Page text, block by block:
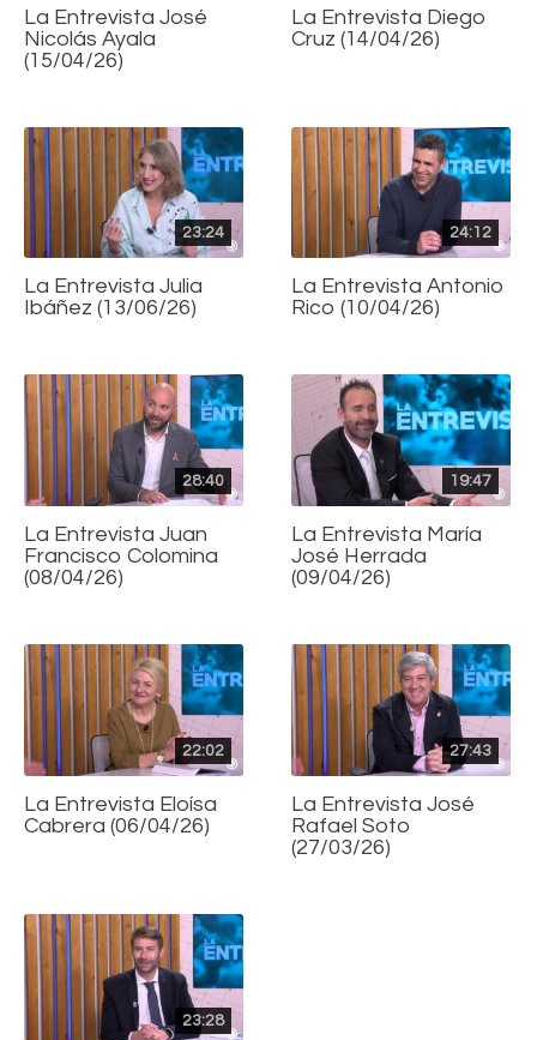
La Entrevista José
Nicolás Ayala
(15/04/26)
La Entrevista Diego
Cruz (14/04/26)
23:24
La Entrevista Julia
Ibáñez (13/06/26)
24:12
La Entrevista Antonio
Rico (10/04/26)
28:40
La Entrevista Juan
Francisco Colomina
(08/04/26)
19:47
La Entrevista María
José Herrada
(09/04/26)
22:02
La Entrevista Eloísa
Cabrera (06/04/26)
27:43
La Entrevista José
Rafael Soto
(27/03/26)
23:28